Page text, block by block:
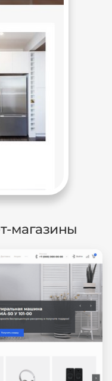
магазины